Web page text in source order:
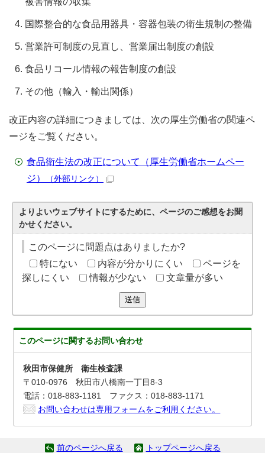
国際整合的な食品用器具・容器包装の衛生規制の整備
営業許可制度の見直し、営業届出制度の創設
食品リコール情報の報告制度の創設
その他（輸入・輸出関係）
改正内容の詳細につきましては、次の厚生労働省の関連ペ
ージをご覧ください。
食品衛生法の改正について（厚生労働省ホームペー
ジ）
（外部リンク）
よりよいウェブサイトにするために、ページのご感想をお聞
かせください。
このページに問題点はありましたか?
特にない
内容が分かりにくい
ページを
探しにくい
情報が少ない 文章量が多い
送信
このページに関するお問い合わせ
秋田市保健所 衛生検査課
〒010-0976 秋田市八橋南一丁目8-3
電話：018-883-1181 ファクス：018-883-1171
お問い合わせは専用フォームをご利用ください。
前のページへ戻る トップページへ戻る